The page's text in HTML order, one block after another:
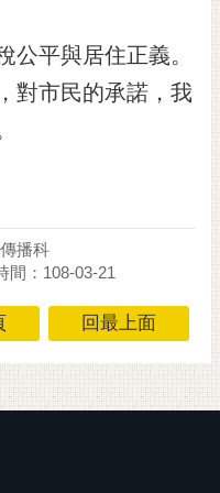
公平與居住正義。
對市民的承諾，我
播科
間：108-03-21
回最上面